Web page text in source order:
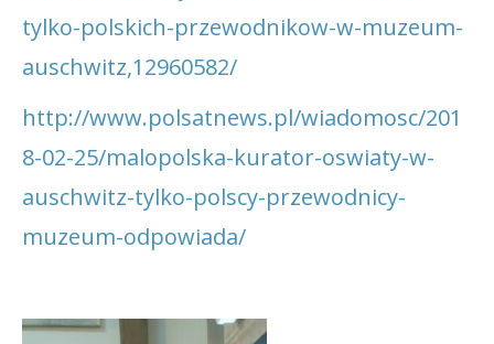
tylko-polskich-przewodnikow-w-muzeum-
auschwitz,12960582/
http://www.polsatnews.pl/wiadomosc/201
8-02-25/malopolska-kurator-oswiaty-w-
auschwitz-tylko-polscy-przewodnicy-
muzeum-odpowiada/